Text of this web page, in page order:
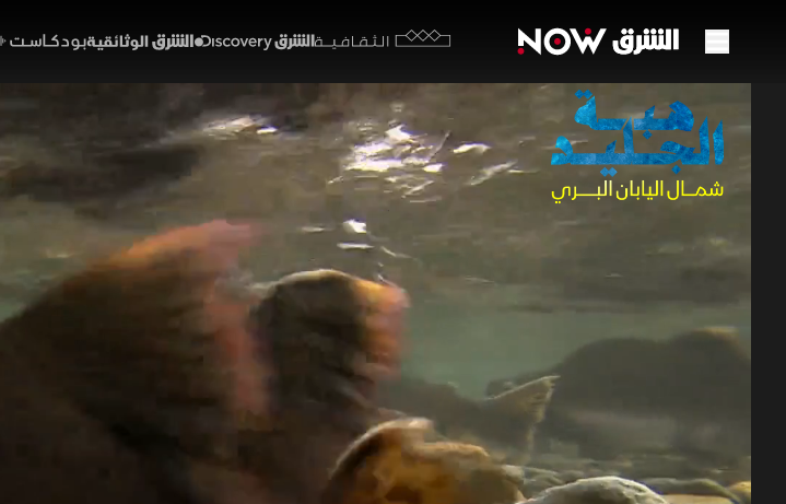
الثقافية
هبة الجليد.. شمال
51:22 بيئة ومناخ
في أقصى شمال اليابان، تمتد سهول
العدسة حكاية مدهشة عن النسور الجليدية
التي تعود للحياة مع ذوبان الجليد. "هبة
الحياة البرية والطبيعة ديسكفري